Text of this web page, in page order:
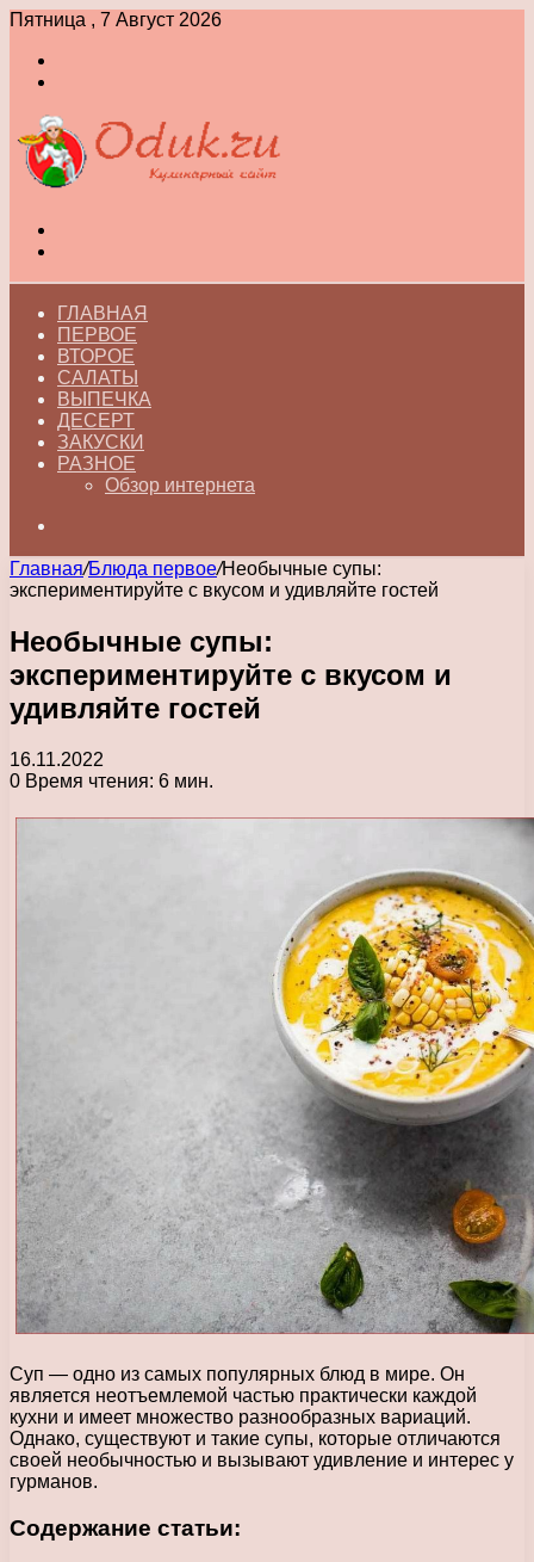
Пятница , 7 Август 2026
ГЛАВНАЯ
ПЕРВОЕ
ВТОРОЕ
САЛАТЫ
ВЫПЕЧКА
ДЕСЕРТ
ЗАКУСКИ
РАЗНОЕ
Обзор интернета
Главная/Блюда первое/Необычные супы:
экспериментируйте с вкусом и удивляйте гостей
Необычные супы:
экспериментируйте с вкусом и
удивляйте гостей
16.11.2022
0 Время чтения: 6 мин.
Суп — одно из самых популярных блюд в мире. Он
является неотъемлемой частью практически каждой
кухни и имеет множество разнообразных вариаций.
Однако, существуют и такие супы, которые отличаются
своей необычностью и вызывают удивление и интерес у
гурманов.
Содержание статьи: